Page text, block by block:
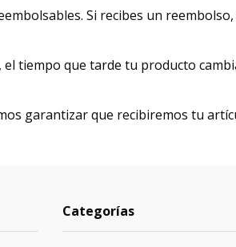
Si recibes un
el tiempo que tarde tu producto
garantizar que recibiremos tu
Categorías